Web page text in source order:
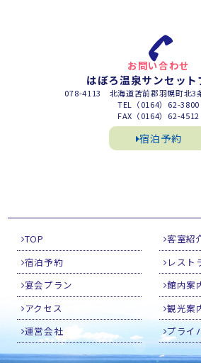
お問い合わせ
はぼろ温泉サンセット
078-4113 北海道苫前郡羽幌町北3
TEL（0164）62-3800
FAX（0164）62-4512
宿泊予約
TOP
客室紹
宿泊予約
レスト
宴会プラン
館内案
アクセス
観光案
運営会社
プライ